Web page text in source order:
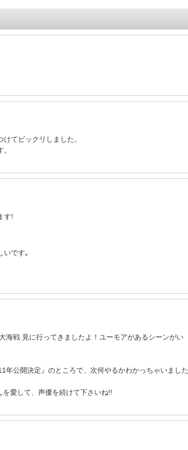
てビックリしました。
す!
いです｡
海戦 見に行ってきましたよ！ユーモアがあるシーンがい
年公開決定』のところで、次何やるかわかっちゃいました
を愛して、声優を続けて下さいね!!